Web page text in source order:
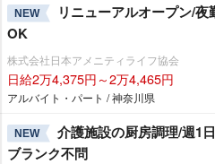
NEW
リニューアルオープン/
OK
株式会社日本アメニティライフ協会
日給2万4,375円～2万4,465円
アルバイト・パート / 神奈川県
NEW
介護施設の厨房調理/週1
ブランク不問